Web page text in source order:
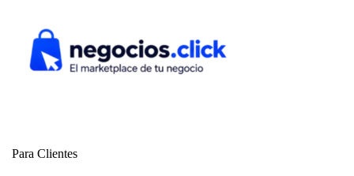
Para Clientes